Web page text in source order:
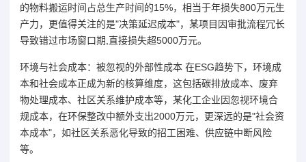
的物料搬运时间占总生产时间的15%，相当于年损失800万元生
产力，更值得关注的是"决策延迟成本"，某项目因审批流程冗长
导致错过市场窗口期,直接损失超5000万元。
环境与社会成本：被忽视的外部性成本 在ESG趋势下，环境成
本和社会成本正成为新的核算维度，这包括碳排放成本、废弃
物处理成本、社区关系维护成本等，某化工企业因忽视环境合
规成本，在环保整改中额外支出2000万元，更深远的是"社会资
本成本"，如社区关系恶化导致的招工困难、供应链中断风险
等。